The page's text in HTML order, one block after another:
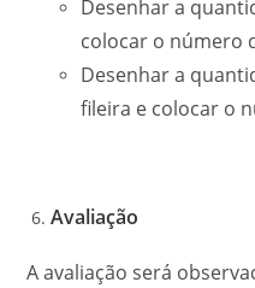
Desenhar a
colocar o número
Desenhar a
fileira e colocar o
Avaliação
A avaliação será